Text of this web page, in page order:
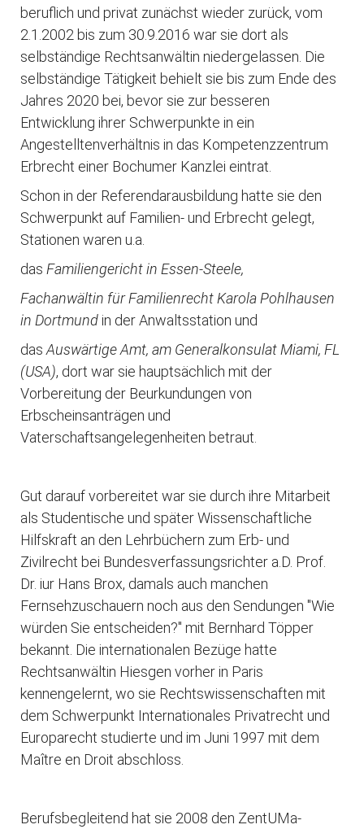
beruflich und privat zunächst wieder zurück, vom
2.1.2002 bis zum 30.9.2016 war sie dort als
selbständige Rechtsanwältin niedergelassen. Die
selbständige Tätigkeit behielt sie bis zum Ende des
Jahres 2020 bei, bevor sie zur besseren
Entwicklung ihrer Schwerpunkte in ein
Angestelltenverhältnis in das Kompetenzzentrum
Erbrecht einer Bochumer Kanzlei eintrat.
Schon in der Referendarausbildung hatte sie den
Schwerpunkt auf Familien- und Erbrecht gelegt,
Stationen waren u.a.
das Familiengericht in Essen-Steele,
Fachanwältin für Familienrecht Karola Pohlhausen
in Dortmundin der Anwaltsstation und
das Auswärtige Amt, am Generalkonsulat Miami, FL
(USA), dort war sie hauptsächlich mit der
Vorbereitung der Beurkundungen von
Erbscheinsanträgen und
Vaterschaftsangelegenheiten betraut.
Gut darauf vorbereitet war sie durch ihre Mitarbeit
als Studentische und später Wissenschaftliche
Hilfskraft an den Lehrbüchern zum Erb- und
Zivilrecht bei Bundesverfassungsrichter a.D. Prof.
Dr. iur Hans Brox, damals auch manchen
Fernsehzuschauern noch aus den Sendungen "Wie
würden Sie entscheiden?" mit Bernhard Töpper
bekannt. Die internationalen Bezüge hatte
Rechtsanwältin Hiesgen vorher in Paris
kennengelernt, wo sie Rechtswissenschaften mit
dem Schwerpunkt Internationales Privatrecht und
Europarecht studierte und im Juni 1997 mit dem
Maître en Droit abschloss.
Berufsbegleitend hat sie 2008 den ZentUMa-